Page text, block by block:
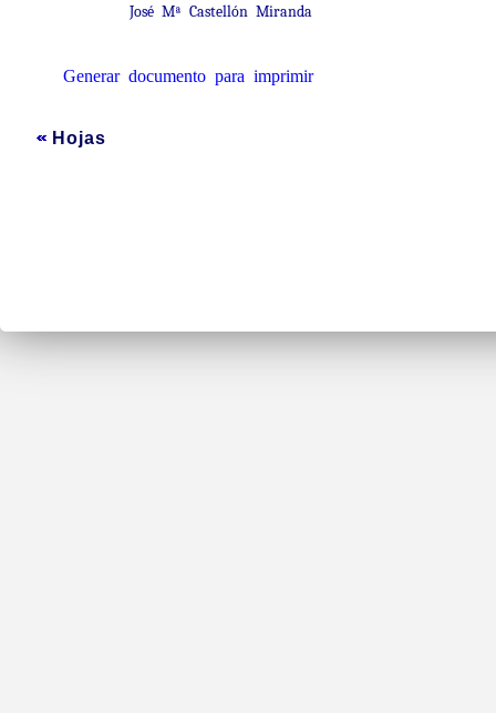
José Mª Castellón Miranda
Generar documento para imprimir
Hojas